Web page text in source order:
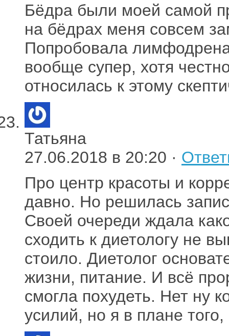
Бёдра были моей самой
на бёдрах меня совсем
Попробовала
вообще супер, хотя
относилась к этому
Татьяна
27.06.2018 в 20:20 ·
Про центр красоты и
давно. Но решилась
Своей очереди ждала
сходить к диетологу не
стоило. Диетолог
жизни, питание. И всё
смогла похудеть. Нет ну
усилий, но я в плане